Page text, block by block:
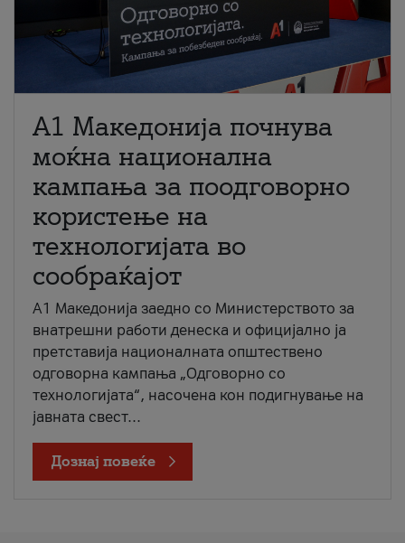
A1 Македонија почнува
моќна национална
кампања за поодговорно
користење на
технологијата во
сообраќајот
A1 Македонија заедно со Министерството за
внатрешни работи денеска и официјално ја
претставија националната општествено
одговорна кампања „Одговорно со
технологијата“, насочена кон подигнување на
јавната свест...
Дознај повеќе